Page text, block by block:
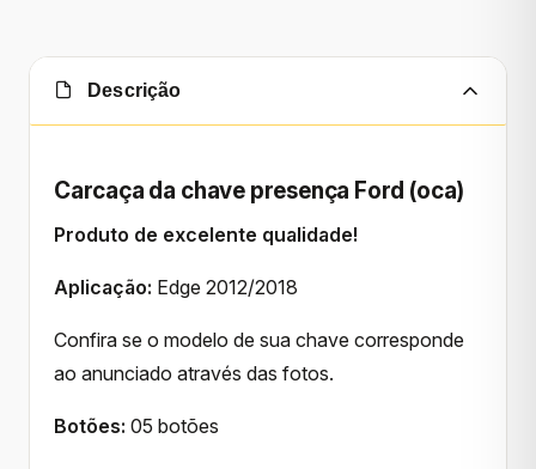
Descrição
Carcaça da chave presença Ford (oca)
Produto de excelente qualidade!
Aplicação: Edge 2012/2018
Confira se o modelo de sua chave corresponde
ao anunciado através das fotos.
Botões: 05 botões